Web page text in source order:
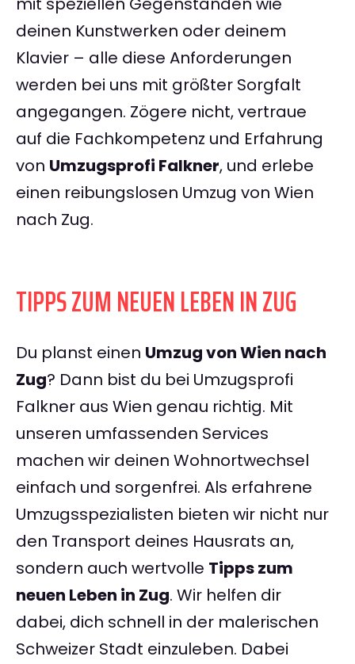
deinen Kunstwerken oder deinem
Klavier – alle diese Anforderungen
werden bei uns mit größter Sorgfalt
angegangen. Zögere nicht, vertraue
auf die Fachkompetenz und Erfahrung
von Umzugsprofi Falkner, und erlebe
einen reibungslosen Umzug von Wien
nach Zug.
TIPPS ZUM NEUEN LEBEN IN ZUG
Du planst einen Umzug von Wien nach
Zug? Dann bist du bei Umzugsprofi
Falkner aus Wien genau richtig. Mit
unseren umfassenden Services
machen wir deinen Wohnortwechsel
einfach und sorgenfrei. Als erfahrene
Umzugsspezialisten bieten wir nicht nur
den Transport deines Hausrats an,
sondern auch wertvolle Tipps zum
neuen Leben in Zug. Wir helfen dir
dabei, dich schnell in der malerischen
Schweizer Stadt einzuleben. Dabei